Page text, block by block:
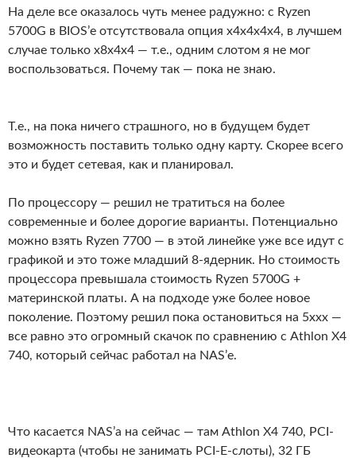
На деле все оказалось чуть менее радужно: с Ryzen
5700G в BIOS’е отсутствовала опция x4x4x4x4, в лучшем
случае только x8x4x4 — т.е., одним слотом я не мог
воспользоваться. Почему так — пока не знаю.
Т.е., на пока ничего страшного, но в будущем будет
возможность поставить только одну карту. Скорее всего
это и будет сетевая, как и планировал.
По процессору — решил не тратиться на более
современные и более дорогие варианты. Потенциально
можно взять Ryzen 7700 — в этой линейке уже все идут с
графикой и это тоже младший 8-ядерник. Но стоимость
процессора превышала стоимость Ryzen 5700G +
материнской платы. А на подходе уже более новое
поколение. Поэтому решил пока остановиться на 5ххх —
все равно это огромный скачок по сравнению с Athlon X4
740, который сейчас работал на NAS’е.
Что касается NAS’а на сейчас — там Athlon X4 740, PCI-
видеокарта (чтобы не занимать PCI-E-слоты), 32 ГБ